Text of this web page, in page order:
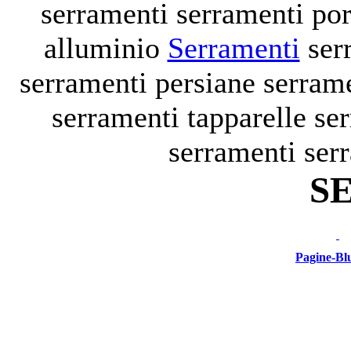
serramenti serramenti
alluminio Serramenti
serramenti persiane
serramenti tapparelle
serramenti
Pagine-